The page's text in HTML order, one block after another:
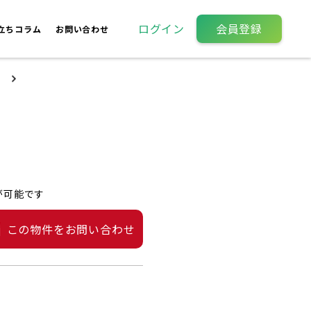
ちコラム お問い合わせ ログイン 会員登録
能です
この物件をお問い合わせ